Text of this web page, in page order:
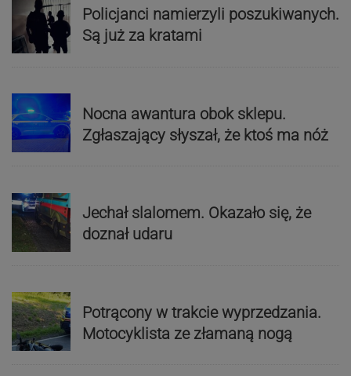
Policjanci namierzyli poszukiwanych.
Są już za kratami
Nocna awantura obok sklepu.
Zgłaszający słyszał, że ktoś ma nóż
Jechał slalomem. Okazało się, że
doznał udaru
Potrącony w trakcie wyprzedzania.
Motocyklista ze złamaną nogą